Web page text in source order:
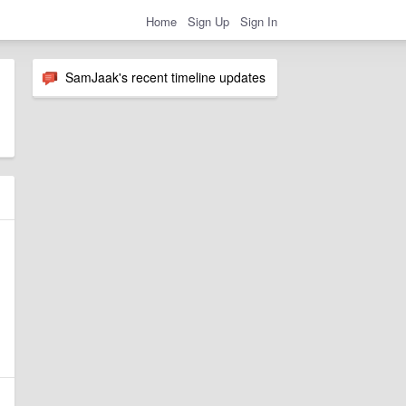
Home Sign Up Sign In
SamJaak's recent timeline updates